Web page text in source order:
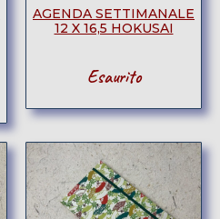
AGENDA SETTIMANALE
12 X 16,5 HOKUSAI
Esaurito